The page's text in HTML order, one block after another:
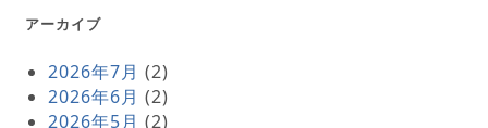
アーカイブ
2026年7月 (2)
2026年6月 (2)
2026年5月 (2)